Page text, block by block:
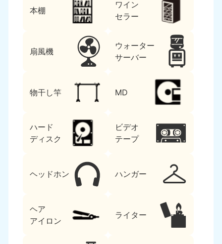
本棚
ワイン
セラー
扇風機
ウォーター
サーバー
物干し竿 MD
ハード
ディスク
ビデオ
テープ
ヘッドホン ハンガー
ヘア
アイロン
ライター